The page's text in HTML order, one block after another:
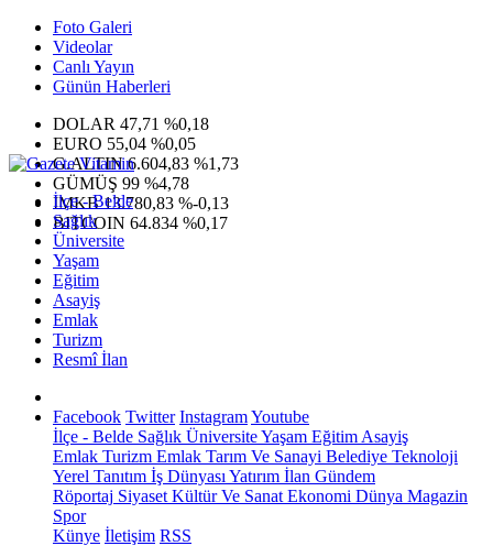
Foto Galeri
Videolar
Canlı Yayın
Günün Haberleri
DOLAR 47,71 %0,18
EURO 55,04 %0,05
G.ALTIN6.604,83 %1,73
GÜMÜŞ 99 %4,78
IMKB13.780,83 %-0,13
BITCOIN 64.834 %0,17
İlçe - Belde
Sağlık
Üniversite
Yaşam
Eğitim
Asayiş
Emlak
Turizm
Resmî İlan
Facebook Twitter InstagramYoutube
İlçe - Belde Sağlık ÜniversiteYaşam Eğitim Asayiş
Emlak Turizm Emlak Tarım Ve Sanayi Belediye Teknoloji
Yerel Tanıtım İş Dünyası Yatırım İlan Gündem
Röportaj Siyaset Kültür Ve Sanat Ekonomi Dünya Magazin
Spor
Künye İletişim RSS